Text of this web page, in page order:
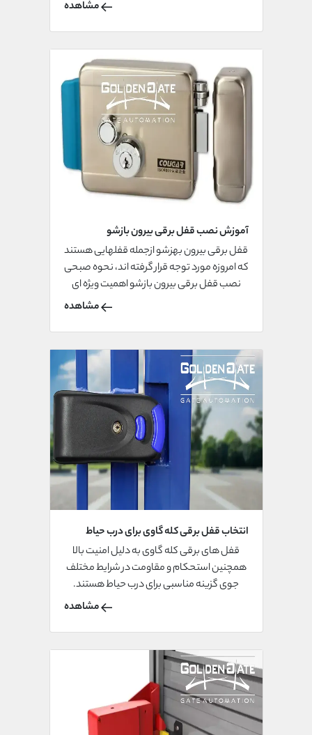
مشاهده
آموزش نصب قفل برقی بیرون بازشو
قفل برقی بیرون بهزشو ازجمله قفلهایی هستند
که امروزه مورد توجه قرار گرفته اند، نحوه صبحی
نصب قفل برقی بیرون بازشو اهمیت ویژه ای
مشاهده
انتخاب قفل برقی کله گاوی برای درب حیاط
قفل های برقی کله گاوی به دلیل امنیت بالا
همچنین استحکام و مقاومت در شرایط مختلف
جوی گزینه مناسبی برای درب حیاط هستند.
مشاهده